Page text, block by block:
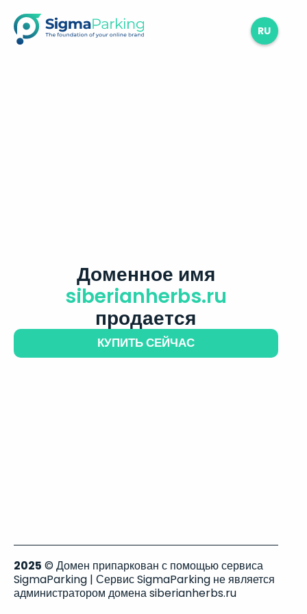
RU
Доменное имя
siberianherbs.ru
продается
КУПИТЬ СЕЙЧАС
2025 © Домен припаркован с помощью сервиса
SigmaParking | Сервис SigmaParking не является
администратором домена siberianherbs.ru